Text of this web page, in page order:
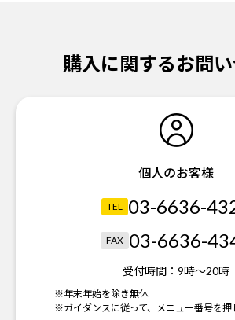
購入に関するお問
個人のお客様
TEL 03-6636-
FAX 03-6636-
受付時間： 9時～20時
※年末年始を除き無休
※ガイダンスに従って、メニュー番号を押